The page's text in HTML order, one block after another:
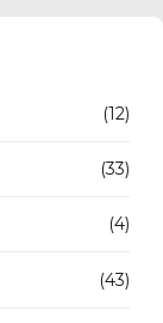
(12)
(33)
(4)
(43)